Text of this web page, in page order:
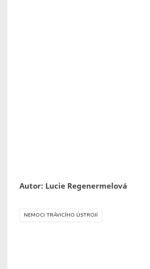
Autor: Lucie Regenermelová
NEMOCI TRÁVICÍHO ÚSTROJÍ